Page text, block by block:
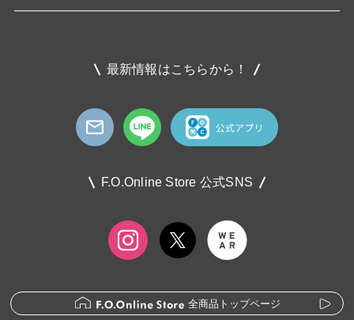
最新情報はこちらから！
F.O.Online Store 公式SNS
全商品トップページ